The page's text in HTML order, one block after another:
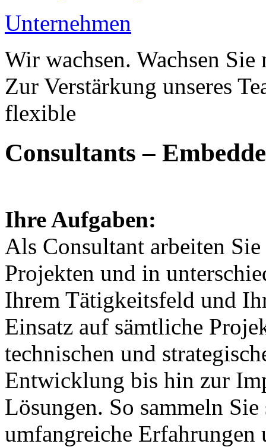
Unternehmen
Wir wachsen. Wachsen Sie
Zur Verstärkung unseres
flexible
Consultants –
Ihre Aufgaben:
Als Consultant arbeiten
Projekten und in
Ihrem Tätigkeitsfeld und
Einsatz auf sämtliche
technischen und
Entwicklung bis hin zur
Lösungen. So sammeln
umfangreiche